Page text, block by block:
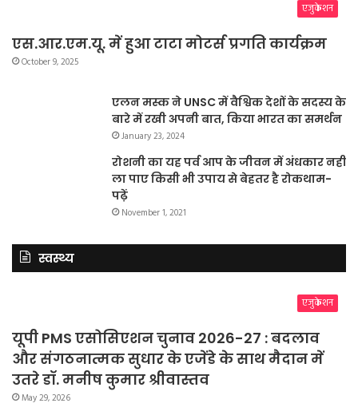
एजुकेशन
एस.आर.एम.यू. में हुआ टाटा मोटर्स प्रगति कार्यक्रम
October 9, 2025
एलन मस्क ने UNSC में वैश्विक देशों के सदस्य के
बारे में रखी अपनी बात, किया भारत का समर्थन
January 23, 2024
रोशनी का यह पर्व आप के जीवन में अंधकार नहीं
ला पाए किसी भी उपाय से बेहतर है रोकथाम-
पढ़ें
November 1, 2021
स्वस्थ्य
एजुकेशन
यूपी PMS एसोसिएशन चुनाव 2026-27 : बदलाव
और संगठनात्मक सुधार के एजेंडे के साथ मैदान में
उतरे डॉ. मनीष कुमार श्रीवास्तव
May 29, 2026